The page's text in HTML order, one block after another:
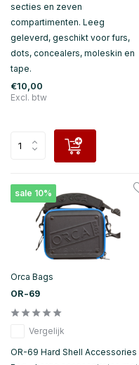
secties en zeven
compartimenten. Leeg
geleverd, geschikt voor furs,
dots, concealers, moleskin en
tape.
€10,00
Excl. btw
sale 10%
Orca Bags
OR-69
Vergelijk
OR-69 Hard Shell Accessories